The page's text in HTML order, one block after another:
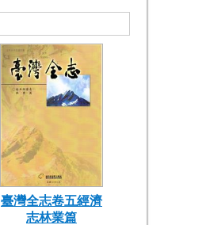
臺灣全志卷五經濟
志林業篇